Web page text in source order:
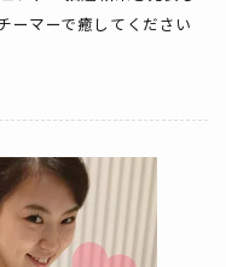
ーマーで癒してください